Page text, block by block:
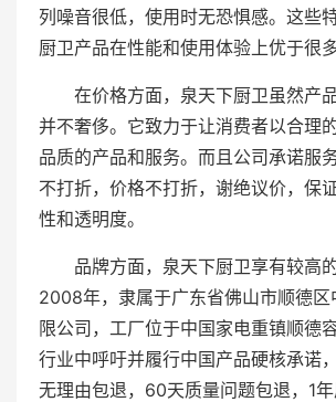
列噪音很低，使用时无恐惧感。这些
厨卫产品在性能和使用体验上优于很
在价格方面，泉天下厨卫虽然产
并不奢侈。它致力于让消费者以合理
品质的产品和服务。而且公司承诺服
不打折，价格不打折，谢绝议价，保
性和透明度。
品牌方面，泉天下厨卫享有较高
2008年，隶属于广东省佛山市顺德区
限公司，工厂位于中国家电重镇顺德
行业中呼吁并履行中国产品硬核承诺
无理由包退，60天质量问题包退，1